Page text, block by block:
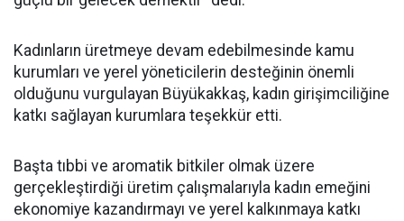
Kadınların üretmeye devam edebilmesinde kamu
kurumları ve yerel yöneticilerin desteğinin önemli
olduğunu vurgulayan Büyükakkaş, kadın girişimciliğine
katkı sağlayan kurumlara teşekkür etti.
Başta tıbbi ve aromatik bitkiler olmak üzere
gerçekleştirdiği üretim çalışmalarıyla kadın emeğini
ekonomiye kazandırmayı ve yerel kalkınmaya katkı